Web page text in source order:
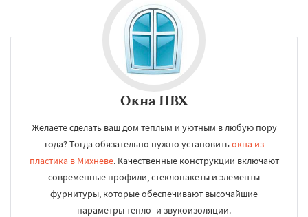
Окна ПВХ
Желаете сделать ваш дом теплым и уютным в любую пору
года? Тогда обязательно нужно установитьокна из
пластика в Михневе. Качественные конструкции включают
современные профили, стеклопакеты и элементы
фурнитуры, которые обеспечивают высочайшие
параметры тепло- и звукоизоляции.